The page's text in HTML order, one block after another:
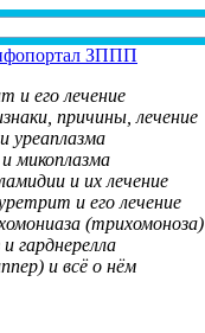
и его лечение
причины, лечение
уреаплазма
микоплазма
и их лечение
и его лечение
(трихомоноза)
гарднерелла
и всё о нём